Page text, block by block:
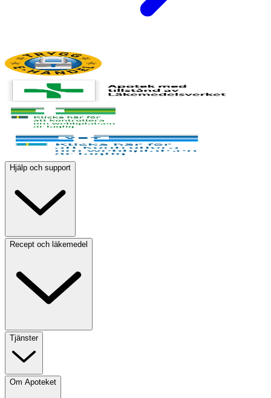
Hjälp och support
Recept och läkemedel
Tjänster
Om Apoteket